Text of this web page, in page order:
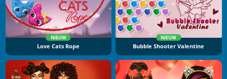
NIEUW
Love Cats Rope
NIEUW
Bubble Shooter Valentine